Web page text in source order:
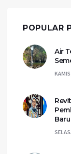
POPULAR
Air